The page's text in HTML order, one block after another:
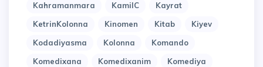
Kahramanmara
KamilC
Kayrat
KetrinKolonna
Kinomen Kitab
Kiyev
Kodadiyasma
Kolonna
Komando
Komedixana
Komedixanim
Komediya